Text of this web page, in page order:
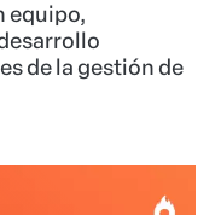
equipo,
de la gestión de